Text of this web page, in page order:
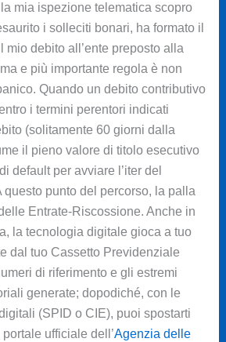
mia ispezione telematica scopro
i solleciti bonari, ha formato il
mio debito all’ente preposto alla
e più importante regola è non
Quando un debito contributivo
i termini perentori indicati
(solitamente 60 giorni dalla
il pieno valore di titolo esecutivo
default per avviare l’iter del
questo punto del percorso, la palla
Entrate-Riscossione. Anche in
la tecnologia digitale gioca a tuo
dal tuo Cassetto Previdenziale
di riferimento e gli estremi
generate; dopodiché, con le
(SPID o CIE), puoi spostarti
ufficiale dell’Agenzia delle